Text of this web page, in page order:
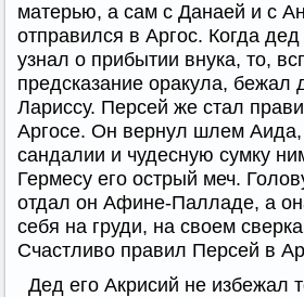
матерью, а сам с Данаей и с
отправился в Аргос. Когда
узнал о прибытии внука, то,
предсказание оракула, бежал
Лариссу. Персей же стал
Аргосе. Он вернул шлем
сандалии и чудесную сумку
Гермесу его острый меч.
отдал он Афине-Палладе, а
себя на груди, на своем
Счастливо правил Персей в
Дед его Акрисий не избежал